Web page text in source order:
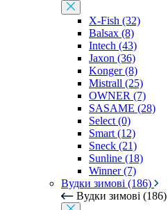
X-Fish (32)
Balsax (8)
Intech (43)
Jaxon (36)
Konger (8)
Mistrall (25)
OWNER (7)
SASAME (28)
Select (0)
Smart (12)
Sneck (21)
Sunline (18)
Winner (7)
Вудки зимові (186)
Вудки зимові (186)